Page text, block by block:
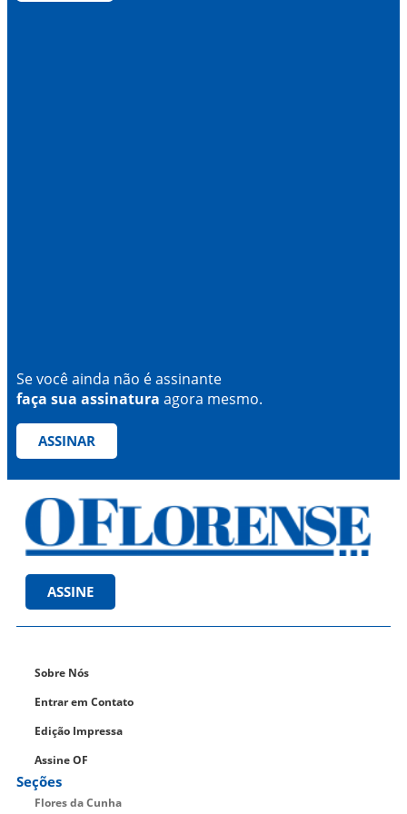
Se você ainda não é assinante
faça sua assinatura agora mesmo.
ASSINAR
ASSINE
Sobre Nós
Entrar em Contato
Edição Impressa
Assine OF
Seções
Flores da Cunha